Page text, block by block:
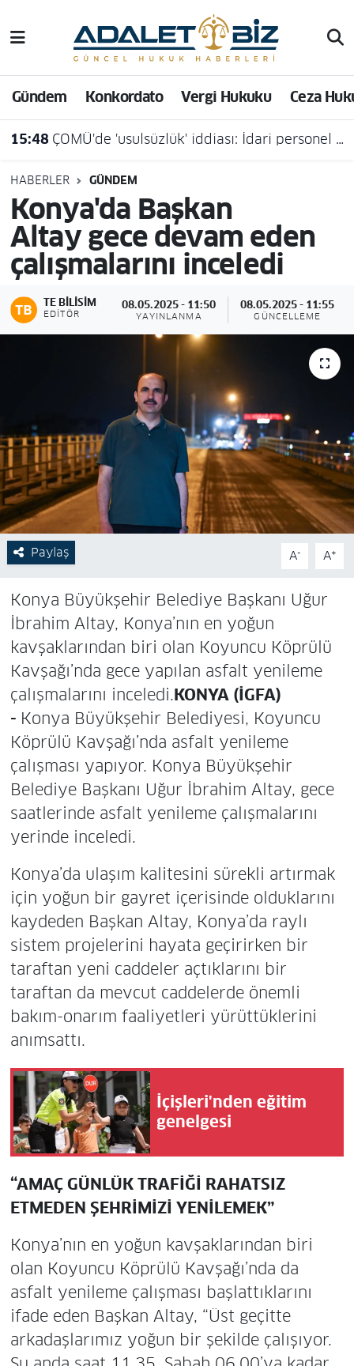
Gündem Konkordato Vergi Hukuku Ceza
15:48 ÇOMÜ'de 'usulsüzlük' iddiası: İdari personel açığa alındı
HABERLER GÜNDEM
Konya'da Başkan
Altay gece devam eden
çalışmalarını inceledi
TE BILISIM
EDITÖR
08.05.2025 - 11:50
YAYINLANMA
08.05.2025 - 11:55
GÜNCELLEME
Paylaş A- A+
Konya Büyükşehir Belediye Başkanı Uğur
İbrahim Altay, Konya’nın en yoğun
kavşaklarından biri olan Koyuncu Köprülü
Kavşağı’nda gece yapılan asfalt yenileme
çalışmalarını inceledi.KONYA (İGFA)
- Konya Büyükşehir Belediyesi, Koyuncu
Köprülü Kavşağı’nda asfalt yenileme
çalışması yapıyor. Konya Büyükşehir
Belediye Başkanı Uğur İbrahim Altay, gece
saatlerinde asfalt yenileme çalışmalarını
yerinde inceledi.
Konya’da ulaşım kalitesini sürekli artırmak
için yoğun bir gayret içerisinde olduklarını
kaydeden Başkan Altay, Konya’da raylı
sistem projelerini hayata geçirirken bir
taraftan yeni caddeler açtıklarını bir
taraftan da mevcut caddelerde önemli
bakım-onarım faaliyetleri yürüttüklerini
anımsattı.
İçişleri'nden eğitim
genelgesi
“AMAÇ GÜNLÜK TRAFİĞİ RAHATSIZ
ETMEDEN ŞEHRİMİZİ YENİLEMEK”
Konya’nın en yoğun kavşaklarından biri
olan Koyuncu Köprülü Kavşağı’nda da
asfalt yenileme çalışması başlattıklarını
ifade eden Başkan Altay, “Üst geçitte
arkadaşlarımız yoğun bir şekilde çalışıyor.
Hava Durumu
Trafik Durumu
Süper Lig Puan Durumu ve Fikstür
Tüm Manşetler
Son Dakika Haberleri
Haber Arşivi